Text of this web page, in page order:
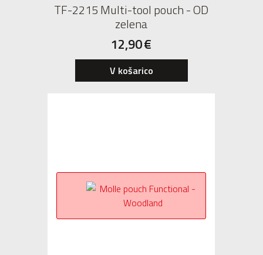
TF-2215 Multi-tool pouch - OD
zelena
12,90€
V košarico